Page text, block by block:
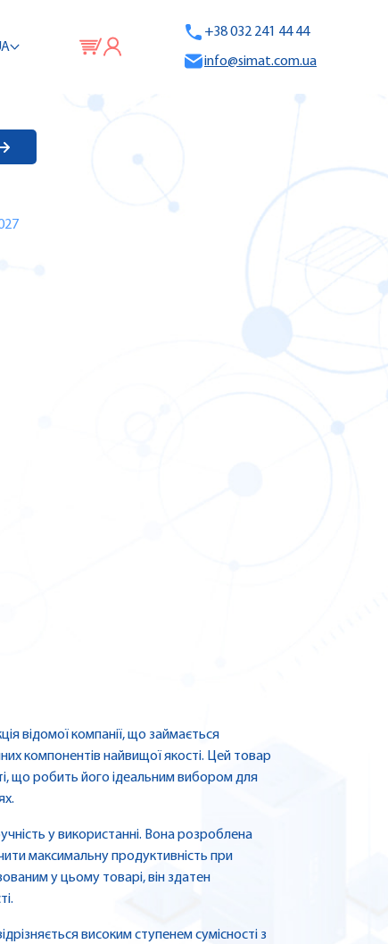
+38 032 241 44 44
info@simat.com.ua
відомої компанії, що займається
компонентів найвищої якості. Цей товар
що робить його ідеальним вибором для
у використанні. Вона розроблена
максимальну продуктивність при
у цьому товарі, він здатен
високим ступенем сумісності з